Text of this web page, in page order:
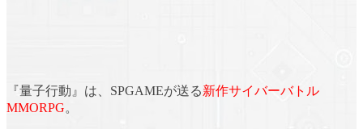
『量子行動』は、SPGAMEが送る新作サイバーバトル
MMORPG。